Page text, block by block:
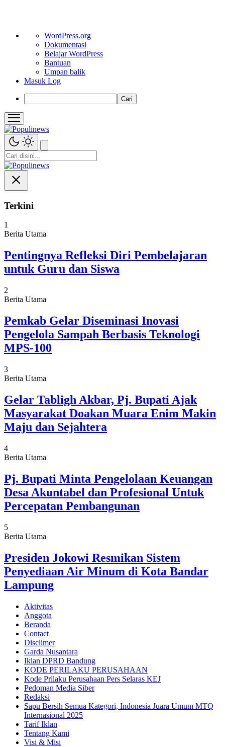
Tentang
WordPress
WordPress.org
Dokumentasi
Belajar WordPress
Bantuan
Umpan balik
Masuk Log
Cari
Terkini
1
Berita Utama
Pentingnya Refleksi Diri Pembelajaran
untuk Guru dan Siswa
2
Berita Utama
Pemkab Gelar Diseminasi Inovasi
Pengelola Sampah Berbasis Teknologi
MPS-100
3
Berita Utama
Gelar Tabligh Akbar, Pj. Bupati Ajak
Masyarakat Doakan Muara Enim Makin
Maju dan Sejahtera
4
Berita Utama
Pj. Bupati Minta Pengelolaan Keuangan
Desa Akuntabel dan Profesional Untuk
Percepatan Pembangunan
5
Berita Utama
Presiden Jokowi Resmikan Sistem
Penyediaan Air Minum di Kota Bandar
Lampung
Aktivitas
Anggota
Beranda
Contact
Disclimer
Garda Nusantara
Iklan DPRD Bandung
KODE PERILAKU PERUSAHAAN
Kode Prilaku Perusahaan Pers Selaras KEJ
Pedoman Media Siber
Redaksi
Sapu Bersih Semua Kategori, Indonesia Juara Umum MTQ
Internasional 2025
Tarif Iklan
Tentang Kami
Visi & Misi